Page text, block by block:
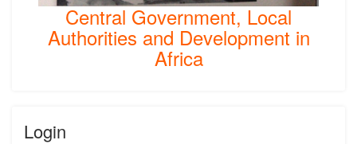
Central Government, Local
Authorities and Development in
Africa
Login